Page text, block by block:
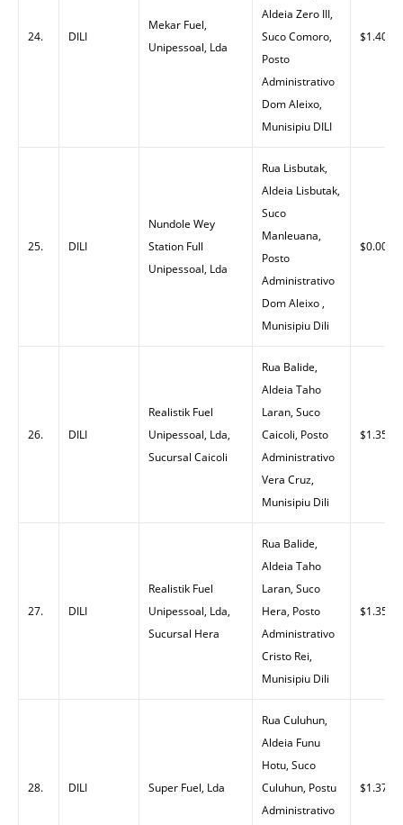
24. DILI
Mekar Fuel,
Unipessoal, Lda
Aldeia Zero III,
Suco Comoro,
Posto
Administrativo
Dom Aleixo,
Munisipiu DILI
$1.40
25. DILI
Nundole Wey
Station Full
Unipessoal, Lda
Rua Lisbutak,
Aldeia Lisbutak,
Suco
Manleuana,
Posto
Administrativo
Dom Aleixo ,
Munisipiu Dili
$0.00
26. DILI
Realistik Fuel
Unipessoal, Lda,
Sucursal Caicoli
Rua Balide,
Aldeia Taho
Laran, Suco
Caicoli, Posto
Administrativo
Vera Cruz,
Munisipiu Dili
$1.35
27. DILI
Realistik Fuel
Unipessoal, Lda,
Sucursal Hera
Rua Balide,
Aldeia Taho
Laran, Suco
Hera, Posto
Administrativo
Cristo Rei,
Munisipiu Dili
$1.35
28. DILI Super Fuel, Lda
Rua Culuhun,
Aldeia Funu
Hotu, Suco
Culuhun, Postu
Administrativo
$1.37